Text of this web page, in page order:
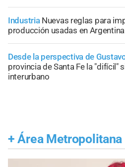
Industria Nuevas reglas para
producción usadas en Argentina
Desde la perspectiva de
provincia de Santa Fe la "difícil"
interurbano
+ Área Metropolitana